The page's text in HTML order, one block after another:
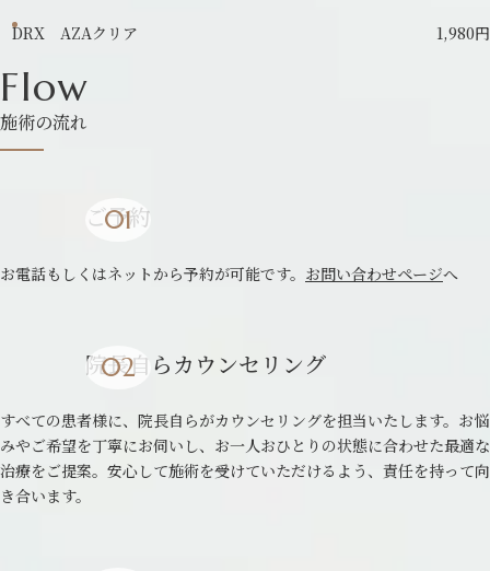
DRX AZAクリア 1,980円
Flow
施術の流れ
ご予約
お電話もしくはネットから予約が可能です。 お問い合わせページへ
院長自らカウンセリング
すべての患者様に、院長自らがカウンセリングを担当いたします。お悩
みやご希望を丁寧にお伺いし、お一人おひとりの状態に合わせた最適な
治療をご提案。安心して施術を受けていただけるよう、責任を持って向
き合います。